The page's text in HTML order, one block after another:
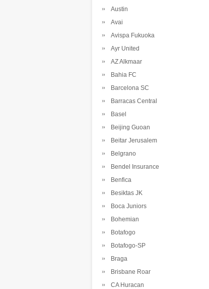
Austin
Avai
Avispa Fukuoka
Ayr United
AZ Alkmaar
Bahia FC
Barcelona SC
Barracas Central
Basel
Beijing Guoan
Beitar Jerusalem
Belgrano
Bendel Insurance
Benfica
Besiktas JK
Boca Juniors
Bohemian
Botafogo
Botafogo-SP
Braga
Brisbane Roar
CA Huracan